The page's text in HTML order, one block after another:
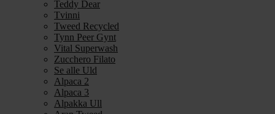
Teddy Dear
Tvinni
Tweed Recycled
Tynn Peer Gynt
Vital Superwash
Zucchero Filato
Se alle Uld
Alpaca 2
Alpaca 3
Alpakka Ull